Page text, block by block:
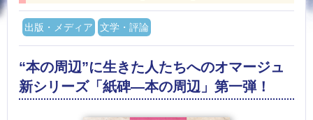
出版・メディア 文学・評論
“本の周辺”に生きた人たちへのオマージュ
新シリーズ「紙碑―本の周辺」第一弾！